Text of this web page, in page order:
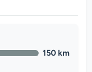
150 km